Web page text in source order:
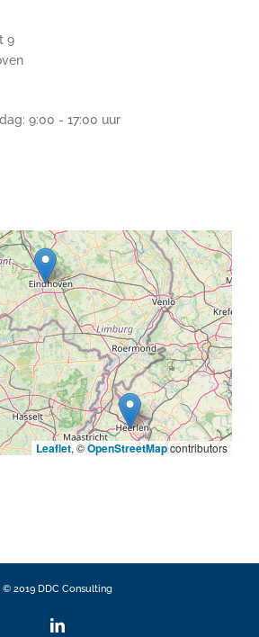
9
9:00 - 17:00 uur
Leaflet, ©OpenStreetMapcontributors
© 2019 DDC Consulting
LinkedIn